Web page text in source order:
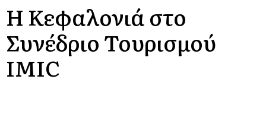
Η Κεφαλονιά στο
Συνέδριο Τουρισμού
IMIC